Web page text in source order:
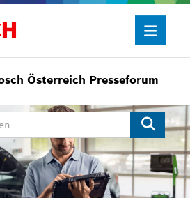
Österreich Presseforum